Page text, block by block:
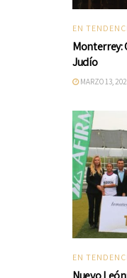
EN
Monterrey:
Judío
MARZO 13,
EN